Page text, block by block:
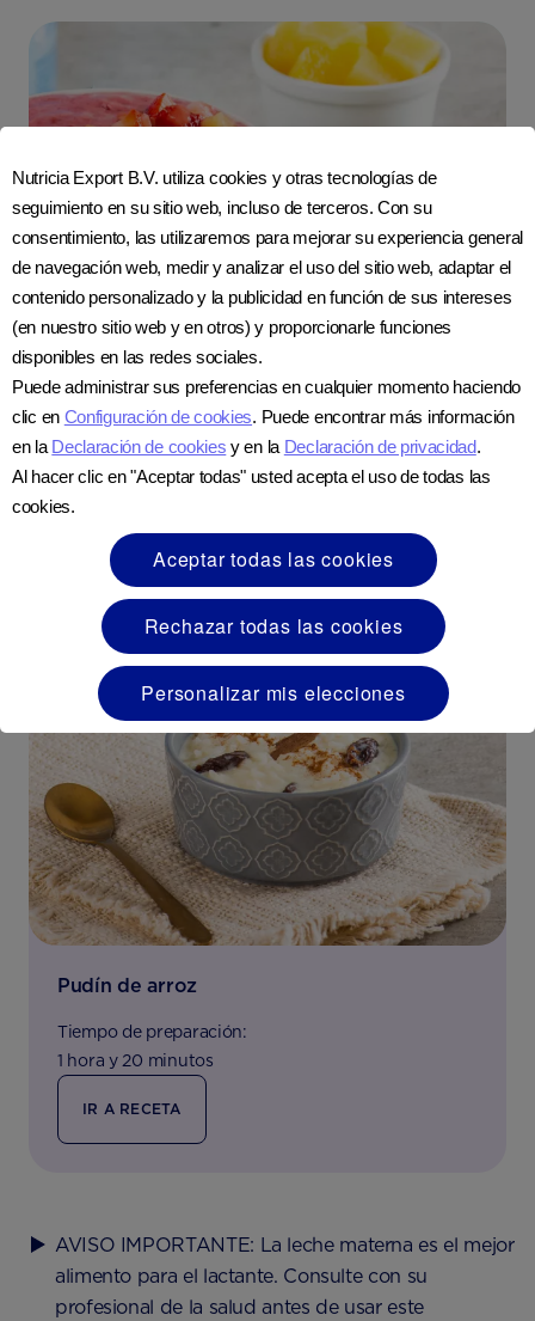
Sorbete de fresa y piña
Tiempo de preparación:
10 minutos
Pudín de arroz
Tiempo de preparación:
1 hora y 20 minutos
IR A RECETA
AVISO IMPORTANTE: La leche materna es el mejor
alimento para el lactante. Consulte con su
profesional de la salud antes de usar este
Nutricia Export B.V. utiliza cookies y otras tecnologías de
seguimiento en su sitio web, incluso de terceros. Con su
consentimiento, las utilizaremos para mejorar su experiencia general
de navegación web, medir y analizar el uso del sitio web, adaptar el
contenido personalizado y la publicidad en función de sus intereses
(en nuestro sitio web y en otros) y proporcionarle funciones
disponibles en las redes sociales.
Puede administrar sus preferencias en cualquier momento haciendo
clic en Configuración de cookies. Puede encontrar más información
en la Declaración de cookies y en la Declaración de privacidad.
Al hacer clic en "Aceptar todas" usted acepta el uso de todas las
cookies.
Aceptar todas las cookies
Rechazar todas las cookies
Personalizar mis elecciones